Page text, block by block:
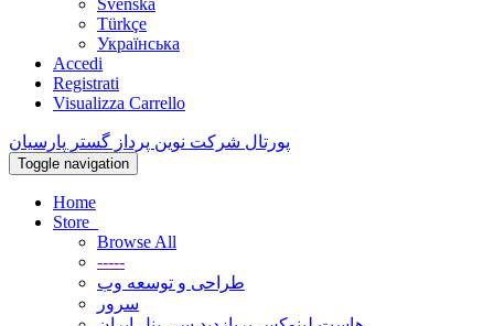
Svenska
Türkçe
Українська
Accedi
Registrati
Visualizza Carrello
پورتال شرکت نوین پرداز گستر پارسیان
Toggle navigation
Home
Store
Browse All
-----
طراحی و توسعه وب
سرور